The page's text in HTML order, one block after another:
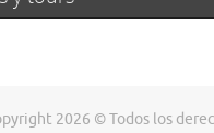
2026 © Todos los